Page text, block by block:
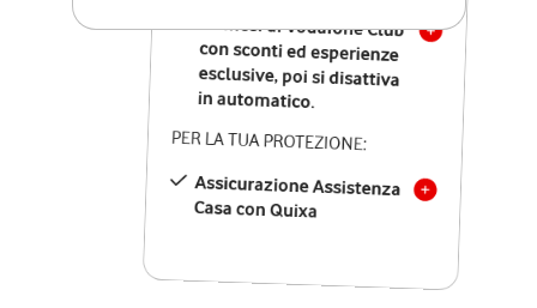
12 mesi di Vodafone Club
con sconti ed esperienze
esclusive, poi si disattiva
in automatico.
PER LA TUA PROTEZIONE:
Assicurazione Assistenza
Casa con Quixa